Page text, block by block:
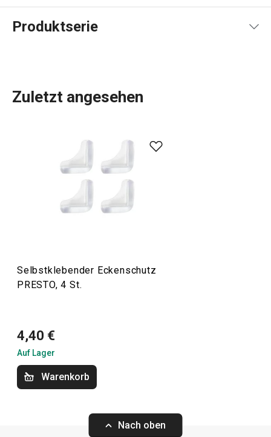
Produktserie
praktische Küchenutensilien
aus hochwertigen Materialien hergestellt und sind
dennoch erschwinglich. In der PRESTO-Linie finden Sie
andere Küchengeräte. Die Küchengeräte von PRESTO
Kochen
Backen
Zuletzt angesehen
Selbstklebender Eckenschutz
PRESTO, 4 St.
4,40 €
Auf Lager
Warenkorb
Nach oben